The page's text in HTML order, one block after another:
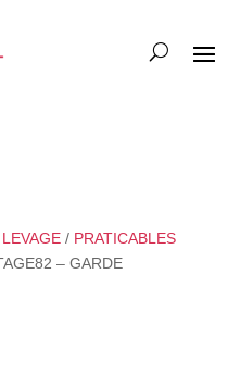
/ PRATICABLES
– GARDE